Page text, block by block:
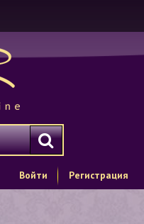
Войти Регистрация